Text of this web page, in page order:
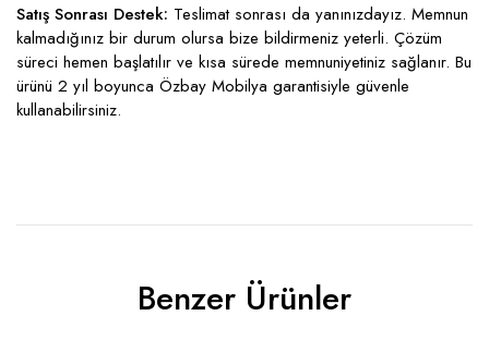
Satış Sonrası Destek: Teslimat sonrası da yanınızdayız. Memnun
kalmadığınız bir durum olursa bize bildirmeniz yeterli. Çözüm
süreci hemen başlatılır ve kısa sürede memnuniyetiniz sağlanır. Bu
ürünü 2 yıl boyunca Özbay Mobilya garantisiyle güvenle
kullanabilirsiniz.
Benzer Ürünler